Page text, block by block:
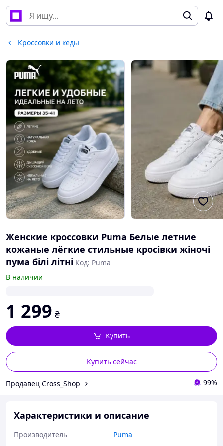
Кроссовки и кеды
Женские кроссовки Puma Белые летние
кожаные лёгкие стильные кросівки жіночі
пума білі літні Код: Puma
В наличии
1 299 ₴
Купить сейчас
Купить
Продавец Cross_Shop 99%
Характеристики и описание
Производитель
Puma